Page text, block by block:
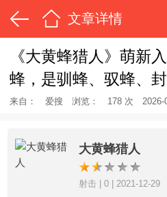
文章详情
《大黄蜂猎人》萌新
蜂，是驯蜂、驭蜂、封
来自： 爱搜 浏览： 178 次
大黄蜂猎人
射击 | 0 | 2021-12-29